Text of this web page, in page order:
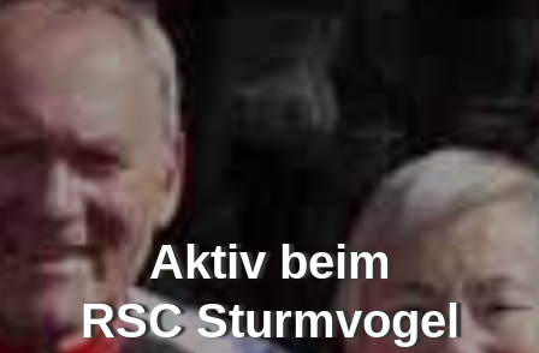
Aktiv beim
RSC Sturmvogel